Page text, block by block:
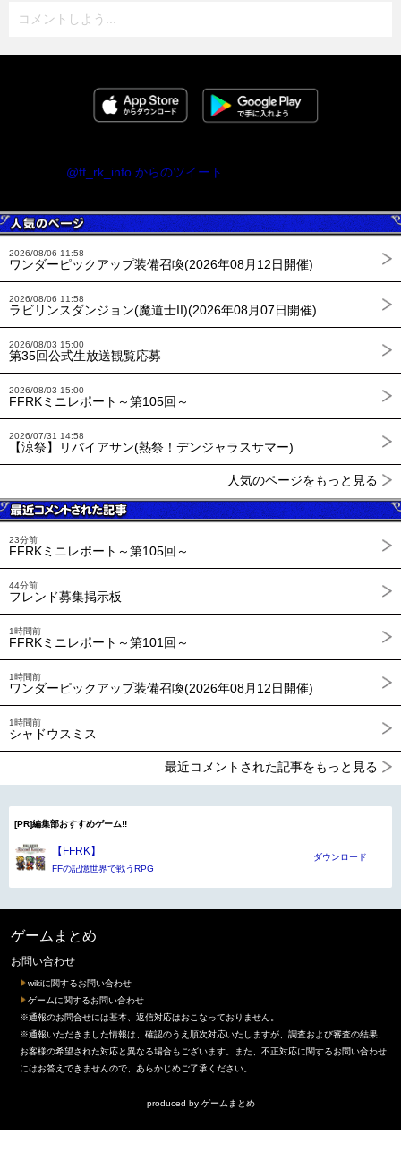
コメントしよう...
@ff_rk_info からのツイート
2026/08/06 11:58
ワンダーピックアップ装備召喚(2026年08月12日開催)
2026/08/06 11:58
ラビリンスダンジョン(魔道士II)(2026年08月07日開催)
2026/08/03 15:00
第35回公式生放送観覧応募
2026/08/03 15:00
FFRKミニレポート～第105回～
2026/07/31 14:58
【涼祭】リバイアサン(熱祭！デンジャラスサマー)
人気のページをもっと見る
23分前
FFRKミニレポート～第105回～
44分前
フレンド募集掲示板
1時間前
FFRKミニレポート～第101回～
1時間前
ワンダーピックアップ装備召喚(2026年08月12日開催)
1時間前
シャドウスミス
最近コメントされた記事をもっと見る
[PR]編集部おすすめゲーム!!
【FFRK】
FFの記憶世界で戦うRPG
ダウンロード
ゲームまとめ
お問い合わせ
wikiに関するお問い合わせ
ゲームに関するお問い合わせ
※通報のお問合せには基本、返信対応はおこなっておりません。
※通報いただきました情報は、確認のうえ順次対応いたしますが、調査および審査の結果、
お客様の希望された対応と異なる場合もございます。また、不正対応に関するお問い合わせ
にはお答えできませんので、あらかじめご了承ください。
produced by ゲームまとめ